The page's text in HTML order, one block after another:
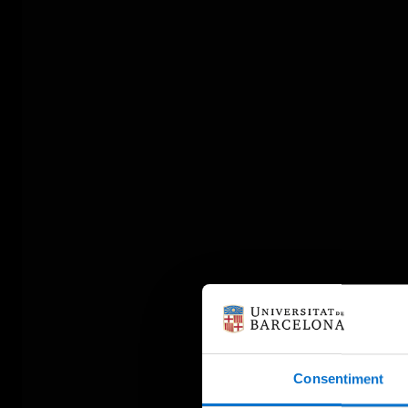
Consentiment